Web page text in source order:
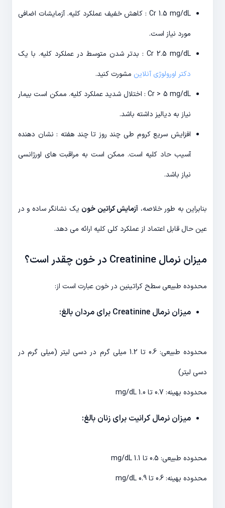
Cr 1.5 mg/dL : کاهش خفیف عملکرد کلیه. آزمایشات اضافی
مورد نیاز است.
Cr 2.5 mg/dL : بدتر شدن متوسط در عملکرد کلیه. با یک
دکتر اورولوژی آنلاین مشورت کنید.
Cr > 5 mg/dL : اختلال شدید عملکرد کلیه. ممکن است بیمار
نیاز به دیالیز داشته باشد.
افزایش سریع کروم طی چند روز تا چند هفته : نشان دهنده
آسیب حاد کلیه است. ممکن است به مراقبت های اورژانسی
نیاز باشد.
بنابراین به طور خلاصه، آزمایش کراتین خون یک نشانگر ساده و در
عین حال قابل اعتماد از عملکرد کلی کلیه ارائه می دهد.
میزان نرمال Creatinine در خون چقدر است؟
محدوده طبیعی سطح کراتینین در خون عبارت است از:
میزان نرمال Creatinine برای مردان بالغ:
محدوده طبیعی: 0.6 تا 1.2 میلی گرم در دسی لیتر (میلی گرم در
دسی لیتر)
محدوده بهینه: 0.7 تا 1.0 mg/dL
میزان نرمال کرانیت برای زنان بالغ:
محدوده طبیعی: 0.5 تا 1.1 mg/dL
محدوده بهینه: 0.6 تا 0.9 mg/dL